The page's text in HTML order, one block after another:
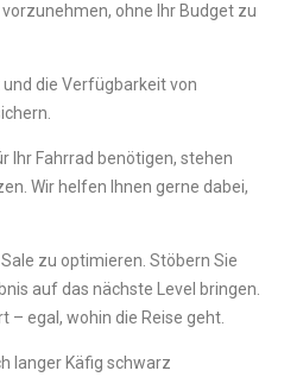
ohne Ihr Budget zu
die Verfügbarkeit von
Ihr Fahrrad benötigen, stehen
Wir helfen Ihnen gerne dabei,
zu optimieren. Stöbern Sie
auf das nächste Level bringen.
egal, wohin die Reise geht.